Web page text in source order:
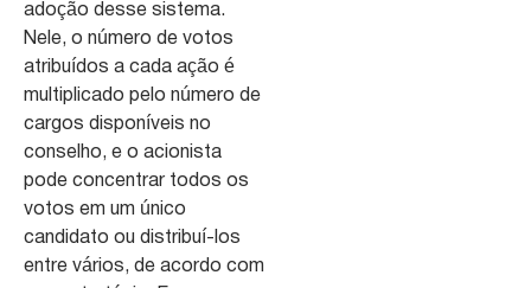
adoção desse sistema.
Nele, o número de votos
atribuídos a cada ação é
multiplicado pelo número de
cargos disponíveis no
conselho, e o acionista
pode concentrar todos os
votos em um único
candidato ou distribuí-los
entre vários, de acordo com